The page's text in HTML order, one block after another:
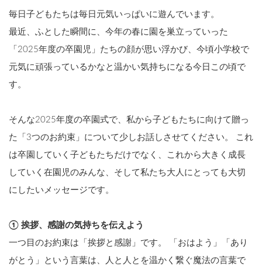
毎日子どもたちは毎日元気いっぱいに遊んでいます。
最近、ふとした瞬間に、今年の春に園を巣立っていった
「2025年度の卒園児」たちの顔が思い浮かび、今頃小学校で
元気に頑張っているかなと温かい気持ちになる今日この頃で
す。
そんな2025年度の卒園式で、私から子どもたちに向けて贈っ
た「3つのお約束」について少しお話しさせてください。 これ
は卒園していく子どもたちだけでなく、これから大きく成長
していく在園児のみんな、そして私たち大人にとっても大切
にしたいメッセージです。
① 挨拶、感謝の気持ちを伝えよう
一つ目のお約束は「挨拶と感謝」です。 「おはよう」「あり
がとう」という言葉は、人と人とを温かく繋ぐ魔法の言葉で